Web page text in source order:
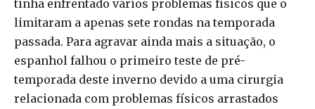
tinha enfrentado vários problemas físicos que o
limitaram a apenas sete rondas na temporada
passada. Para agravar ainda mais a situação, o
espanhol falhou o primeiro teste de pré-
temporada deste inverno devido a uma cirurgia
relacionada com problemas físicos arrastados